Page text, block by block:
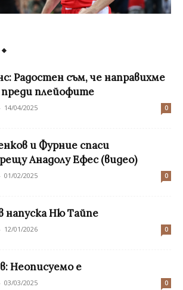
Радостен съм, че направихме
преди плейофите
- 14/04/2025 0
и Фурние спаси
Анадолу Ефес (видео)
- 01/02/2025 0
напуска Ню Тайпе
- 12/01/2026 0
Неописуемо е
- 03/03/2025 0